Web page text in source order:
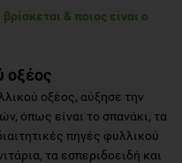
& ποιος είναι ο
οξέος
οξέος, αύξησε την
όπως είναι το σπανάκι, τα
πηγές φυλλικού
τα εσπεριδοειδή και